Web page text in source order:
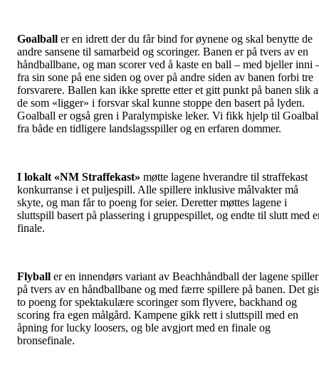
Goalball er en idrett der du får bind for øynene og skal benytte de
andre sansene til samarbeid og scoringer. Banen er på tvers av en
håndballbane, og man scorer ved å kaste en ball – med bjeller inni
fra sin sone på ene siden og over på andre siden av banen forbi tre
forsvarere. Ballen kan ikke sprette etter et gitt punkt på banen slik
de som «ligger» i forsvar skal kunne stoppe den basert på lyden.
Goalball er også gren i Paralympiske leker. Vi fikk hjelp til
fra både en tidligere landslagsspiller og en erfaren dommer.
I lokalt «NM Straffekast» møtte lagene hverandre til straffekast
konkurranse i et puljespill. Alle spillere inklusive målvakter må
skyte, og man får to poeng for seier. Deretter møttes lagene i
sluttspill basert på plassering i gruppespillet, og endte til slutt med
finale.
Flyball er en innendørs variant av Beachhåndball der lagene spiller
på tvers av en håndballbane og med færre spillere på banen. Det
to poeng for spektakulære scoringer som flyvere, backhand og
scoring fra egen målgård. Kampene gikk rett i sluttspill med en
åpning for lucky loosers, og ble avgjort med en finale og
bronsefinale.